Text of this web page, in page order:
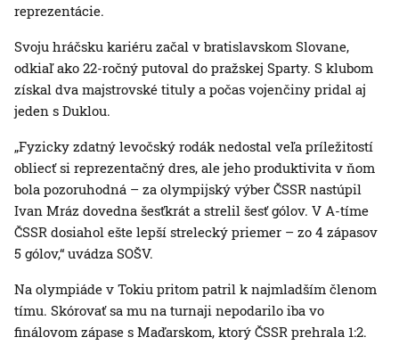
reprezentácie.
Svoju hráčsku kariéru začal v bratislavskom Slovane,
odkiaľ ako 22-ročný putoval do pražskej Sparty. S klubom
získal dva majstrovské tituly a počas vojenčiny pridal aj
jeden s Duklou.
„Fyzicky zdatný levočský rodák nedostal veľa príležitostí
obliecť si reprezentačný dres, ale jeho produktivita v ňom
bola pozoruhodná – za olympijský výber ČSSR nastúpil
Ivan Mráz dovedna šesťkrát a strelil šesť gólov. V A-tíme
ČSSR dosiahol ešte lepší strelecký priemer – zo 4 zápasov
5 gólov,“ uvádza SOŠV.
Na olympiáde v Tokiu pritom patril k najmladším členom
tímu. Skórovať sa mu na turnaji nepodarilo iba vo
finálovom zápase s Maďarskom, ktorý ČSSR prehrala 1:2.